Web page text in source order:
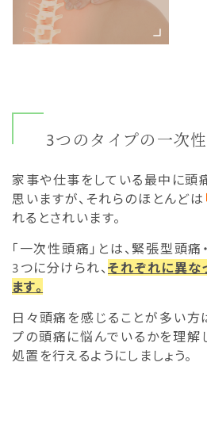
3つのタイプの一次
家事や仕事をしている最中に頭
思いますが、それらのほとんどは
れるとされいます。
「一次性頭痛」とは、緊張型頭
3つに分けられ、それぞれに異な
ます。
日々頭痛を感じることが多い方
プの頭痛に悩んでいるかを理解
処置を行えるようにしましょう。